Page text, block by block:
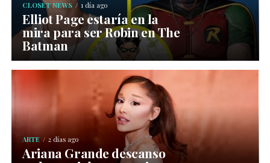
CLOSET NEWS 1 día ago
Elliot Page estaría en la
mira para ser Robin en The
Batman
ARTE 2 días ago
Ariana Grande descanso